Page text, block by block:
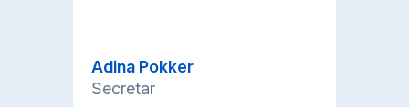
Adina Pokker
Secretar